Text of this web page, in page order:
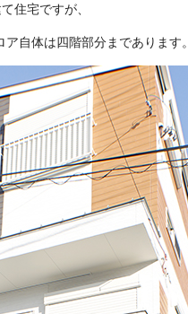
住宅ですが、
自体は四階部分まであります。